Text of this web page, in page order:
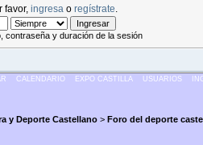
favor, ingresa o regístrate
contraseña y duración de la sesión
CALENDARIO EXPO CASTILLA USUARIOS
y Deporte Castellano > Foro del deporte